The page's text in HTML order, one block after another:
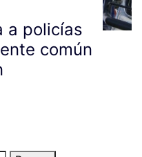
a policías
común